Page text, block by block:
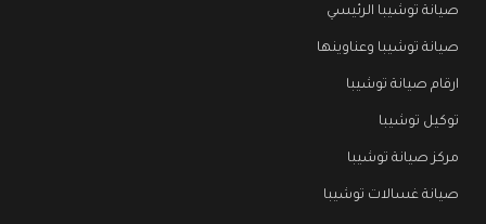
صيانة توشيبا الرئيسي
صيانة توشيبا وعناوينها
ارقام صيانة توشيبا
توكيل توشيبا
مركز صيانة توشيبا
صيانة غسالات توشيبا